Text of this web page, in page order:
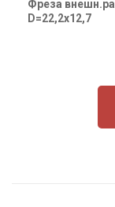
Фреза
D=22,2x12,7